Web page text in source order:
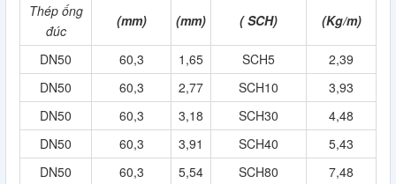
Thép ống
đúc
(mm) (mm) ( SCH) (Kg/m)
DN50 60,3 1,65 SCH5
2,39
DN50
60,3 2,77 SCH10
3,93
DN50
60,3 3,18 SCH30
4,48
DN50
60,3 3,91 SCH40
5,43
DN50
60,3 5,54 SCH80
7,48